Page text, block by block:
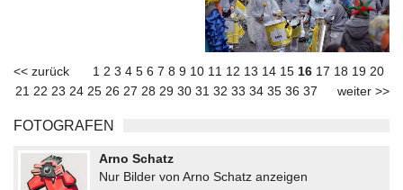
<< zurück 1 2 3 4 5 6 7 8 9 10 11 12 13 14 15 16 17 18 19 20
21 22 23 24 25 26 27 28 29 30 31 32 33 34 35 36 37 weiter >>
FOTOGRAFEN
Arno Schatz
Nur Bilder von Arno Schatz anzeigen